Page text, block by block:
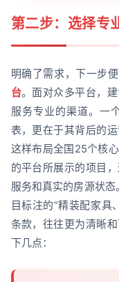
第二步：选择专
明确了需求，下一步
台。面对众多平台，
服务专业的渠道。一
表，更在于其背后的
这样布局全国25个核
的平台所展示的项目
服务和真实的房源状
目标注的“精装配家具
条款，往往更为清晰
下几点：